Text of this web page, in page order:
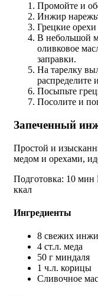
Промойте и
Инжир
Грецкие орехи
В небольшой
оливковое
заправки.
На тарелку
распределите
Посыпьте
Посолите и
Запеченный
Простой и
медом и орехами,
Подготовка: 10 мин
ккал
Ингредиенты
8 свежих
4 ст.л. меда
50 г миндаля
1 ч.л. корицы
Сливочное